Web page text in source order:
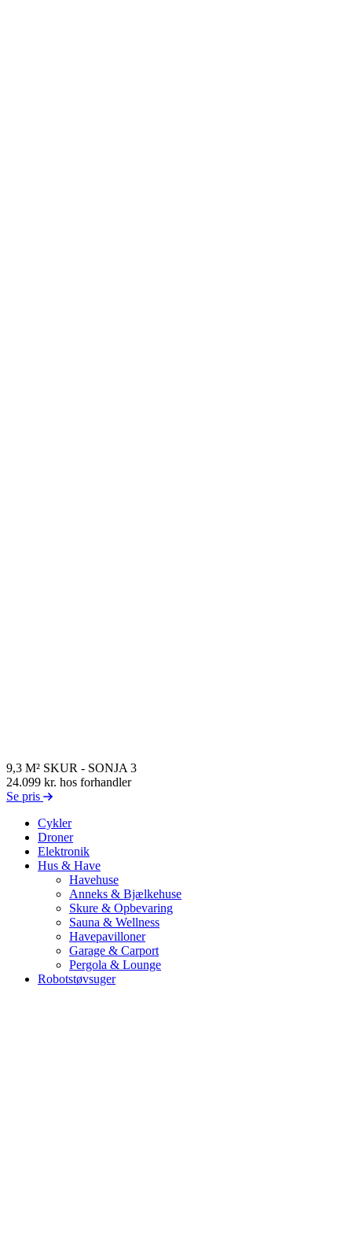
9,3 M² SKUR - SONJA 3
24.099 kr. hos forhandler
Se pris
Cykler
Droner
Elektronik
Hus & Have
Havehuse
Anneks & Bjælkehuse
Skure & Opbevaring
Sauna & Wellness
Havepavilloner
Garage & Carport
Pergola & Lounge
Robotstøvsuger